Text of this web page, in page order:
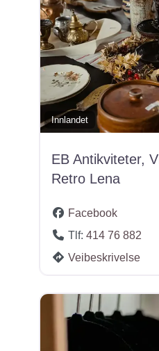
Innlandet
EB Antikviteter,
Retro Lena
Facebook
Tlf: 414 76 882
Veibeskrivelse